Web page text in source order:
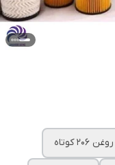
روغن 206 کوتاه